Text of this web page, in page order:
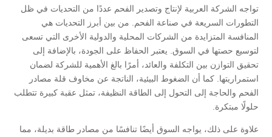
تواجه الشركة العربية لإنتاج وتصدير الفحم عددًا من التحديات في ظل
التطورات السريعة في صناعة الفحم. من بين أبرز التحديات هي
المنافسة المتزايدة من الشركات المحلية والدولية الأخرى التي تسعى
لتوسيع حصتها في السوق. يعتبر الحفاظ على الجودة، بالإضافة إلى
تحقيق التوازن بين التكلفة والعائد، أمرًا بالغ الأهمية للشركة لضمان
استمراريتها. كما أن الضغوط البيئية، الناتجة عن مخاوف قلة مصادر
الفحم والحاجة إلى التحول إلى الطاقة النظيفة، تمثل عقبة كبيرة تتطلب
حلولًا مبتكرة.
علاوة على ذلك، يواجه السوق أيضًا تنافسًا من مصادر طاقة بديلة، مما